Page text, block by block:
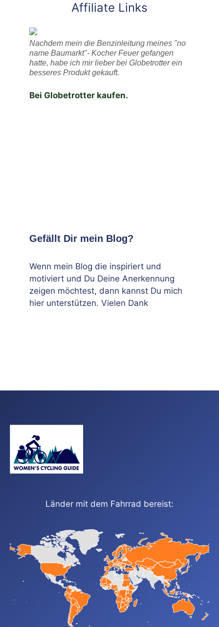
Affiliate Links
Nachdem mein die Benzinleitung meines "no
name Baumarkt"- Kocher Feuer gefangen
hatte, habe ich mir lieber bei Globetrotter ein
besseres Produkt gekauft.
Bei Globetrotter kaufen.
Gefällt Dir mein Blog?
Wenn mein Blog die inspiriert und
motiviert und Du Deine Anerkennung
zeigen möchtest, dann kannst Du mich
hier unterstützen. Vielen Dank
Länder mit dem Fahrrad bereist: